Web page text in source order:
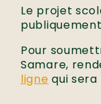
Le projet
Pour
Samare,
ligne qui sera